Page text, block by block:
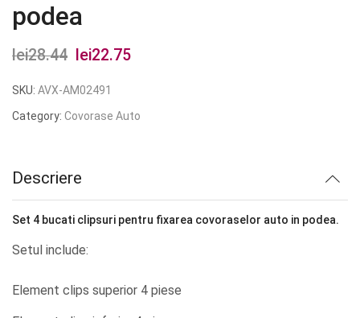
podea
lei28.44
Prețul
inițial
a
lei22.75
este:
SKU: AVX-AM02491
Category: Covorase Auto
Descriere
Set 4 bucati clipsuri pentru fixarea covoraselor auto in podea.
Setul include:
Element clips superior 4 piese